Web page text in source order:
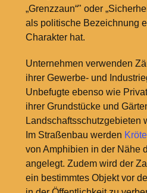
„Grenzzaun“" oder
als politische Bezeichnung
Charakter hat.
Unternehmen verwenden
ihrer Gewerbe- und
Unbefugte ebenso wie
ihrer Grundstücke und
Landschaftsschutzgebieten
Im Straßenbau werden
von Amphibien in der Nähe
angelegt. Zudem wird der
ein bestimmtes Objekt vor